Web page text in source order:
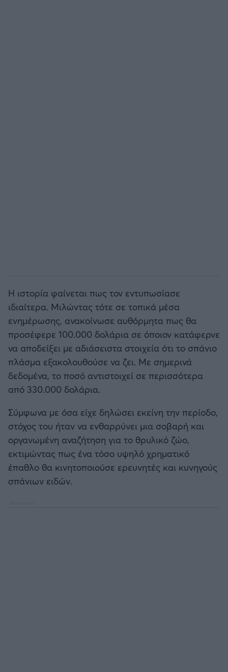
Η ιστορία φαίνεται πως τον εντυπωσίασε
ιδιαίτερα. Μιλώντας τότε σε τοπικά μέσα
ενημέρωσης, ανακοίνωσε αυθόρμητα πως θα
προσέφερε 100.000 δολάρια σε όποιον κατάφερνε
να αποδείξει με αδιάσειστα στοιχεία ότι το σπάνιο
πλάσμα εξακολουθούσε να ζει. Με σημερινά
δεδομένα, το ποσό αντιστοιχεί σε περισσότερα
από 330.000 δολάρια.
Σύμφωνα με όσα είχε δηλώσει εκείνη την περίοδο,
στόχος του ήταν να ενθαρρύνει μια σοβαρή και
οργανωμένη αναζήτηση για το θρυλικό ζώο,
εκτιμώντας πως ένα τόσο υψηλό χρηματικό
έπαθλο θα κινητοποιούσε ερευνητές και κυνηγούς
σπάνιων ειδών.